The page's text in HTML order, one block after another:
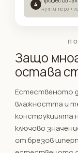
4
нут и перо +
Защо
остава
Естественото
влажността и
конструкцията
ключово
от брезов